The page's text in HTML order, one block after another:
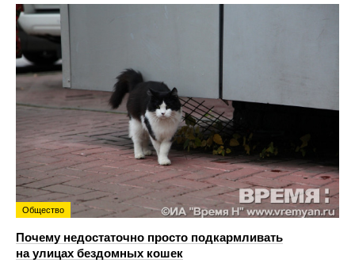
Общество
Почему недостаточно просто подкармливать
на улицах бездомных кошек